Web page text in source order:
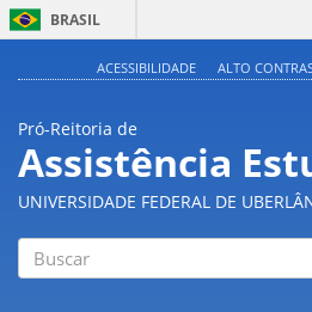
BRASIL
ACESSIBILIDADE ALTO
Pró-Reitoria de
Assistência
UNIVERSIDADE FEDERAL DE